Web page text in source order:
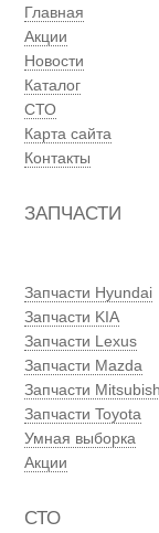
Главная
Акции
Новости
Каталог
СТО
Карта сайта
Контакты
ЗАПЧАСТИ
Запчасти Hyundai
Запчасти KIA
Запчасти Lexus
Запчасти Mazda
Запчасти
Запчасти Toyota
Умная выборка
Акции
СТО